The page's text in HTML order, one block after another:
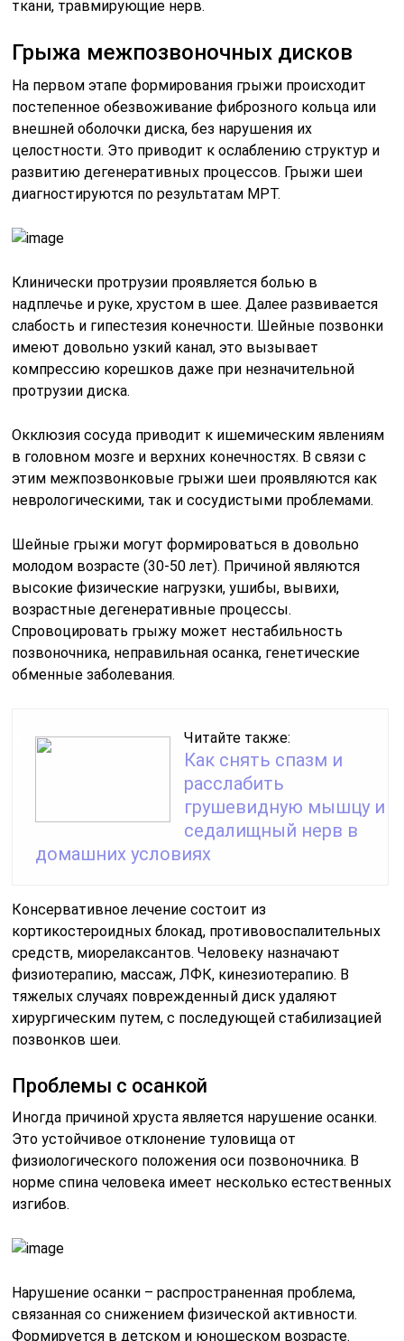
ткани, травмирующие нерв.
Грыжа межпозвоночных дисков
На первом этапе формирования грыжи происходит
постепенное обезвоживание фиброзного кольца или
внешней оболочки диска, без нарушения их
целостности. Это приводит к ослаблению структур и
развитию дегенеративных процессов. Грыжи шеи
диагностируются по результатам МРТ.
Клинически протрузии проявляется болью в
надплечье и руке, хрустом в шее. Далее развивается
слабость и гипестезия конечности. Шейные позвонки
имеют довольно узкий канал, это вызывает
компрессию корешков даже при незначительной
протрузии диска.
Окклюзия сосуда приводит к ишемическим явлениям
в головном мозге и верхних конечностях. В связи с
этим межпозвонковые грыжи шеи проявляются как
неврологическими, так и сосудистыми проблемами.
Шейные грыжи могут формироваться в довольно
молодом возрасте (30-50 лет). Причиной являются
высокие физические нагрузки, ушибы, вывихи,
возрастные дегенеративные процессы.
Спровоцировать грыжу может нестабильность
позвоночника, неправильная осанка, генетические
обменные заболевания.
Читайте также:
Как снять спазм и
расслабить
грушевидную мышцу и
седалищный нерв в
домашних условиях
Консервативное лечение состоит из
кортикостероидных блокад, противовоспалительных
средств, миорелаксантов. Человеку назначают
физиотерапию, массаж, ЛФК, кинезиотерапию. В
тяжелых случаях поврежденный диск удаляют
хирургическим путем, с последующей стабилизацией
позвонков шеи.
Проблемы с осанкой
Иногда причиной хруста является нарушение осанки.
Это устойчивое отклонение туловища от
физиологического положения оси позвоночника. В
норме спина человека имеет несколько естественных
изгибов.
Нарушение осанки – распространенная проблема,
связанная со снижением физической активности.
Формируется в детском и юношеском возрасте.